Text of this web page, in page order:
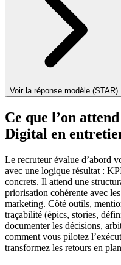
Voir la réponse modèle (STAR)
Ce que l’on
Digital en
Le recruteur évalue d’abord
avec une logique résultat :
concrets. Il attend une
priorisation cohérente avec
marketing. Côté outils,
traçabilité (épics, stories,
documenter les décisions,
comment vous pilotez
transformez les retours en